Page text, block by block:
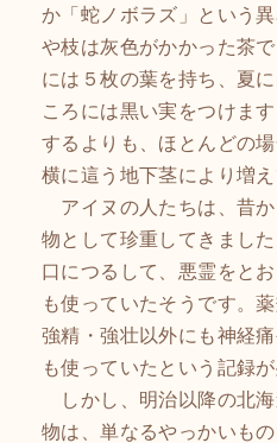
か「蛇ノボラズ」という
や枝は灰色がかかった茶
には５枚の葉を持ち、夏
ころには黒い実をつけま
するよりも、ほとんどの
横に這う地下茎により増え
アイヌの人たちは、昔
物として珍重してきまし
口につるして、悪霊をと
も使っていたそうです。
強精・強壮以外にも神経
も使っていたという記録が
しかし、明治以降の北
物は、単なるやっかいも